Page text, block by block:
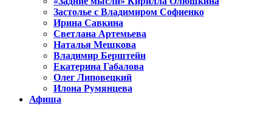
Застолье с Владимиром Софиенко
Ирина Савкина
Светлана Артемьева
Наталья Мешкова
Владимир Берштейн
Екатерина Габалова
Олег Липовецкий
Илона Румянцева
Афиша